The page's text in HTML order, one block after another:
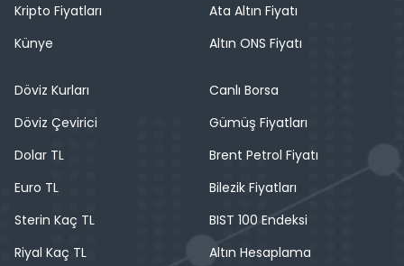
Kripto Fiyatları
Künye
Ata Altın Fiyatı
Altın ONS Fiyatı
Döviz Kurları
Döviz Çevirici
Dolar TL
Euro TL
Sterin Kaç TL
Riyal Kaç TL
Canlı Borsa
Gümüş Fiyatları
Brent Petrol Fiyatı
Bilezik Fiyatları
BIST 100 Endeksi
Altın Hesaplama